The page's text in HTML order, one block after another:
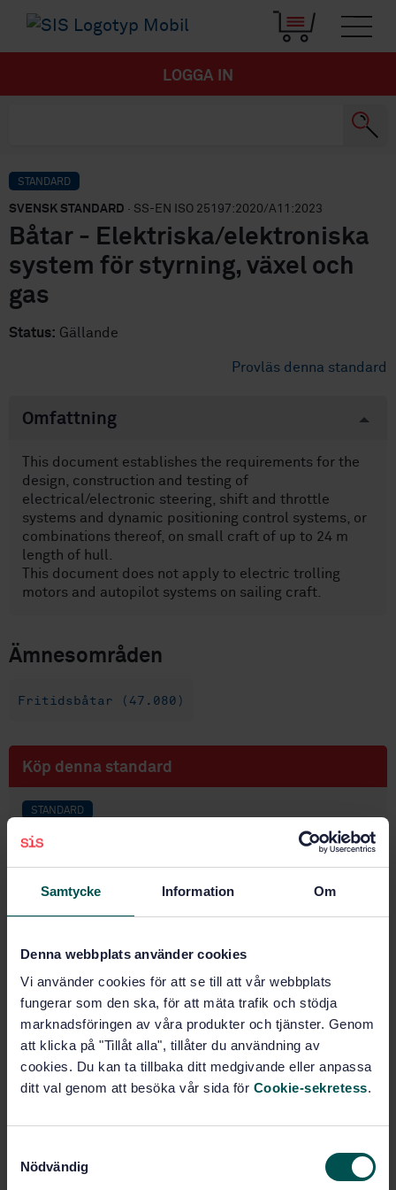
Samtycke Information Om
Denna webbplats använder cookies
Vi använder cookies för att se till att vår webbplats
fungerar som den ska, för att mäta trafik och stödja
marknadsföringen av våra produkter och tjänster. Genom
att klicka på "Tillåt alla", tillåter du användning av
cookies. Du kan ta tillbaka ditt medgivande eller anpassa
ditt val genom att besöka vår sida för Cookie-sekretess.
Nödvändig
LOGGA IN
STANDARD
SVENSK STANDARD · SS-EN ISO 25197:2020/A11:2023
Båtar - Elektriska/elektroniska
system för styrning, växel och
gas
Status: Gällande
Provläs denna standard
Omfattning
This document establishes the requirements for the
design, construction and testing of
electrical/electronic steering, shift and throttle
systems and dynamic positioning control systems, or
combinations thereof, on small craft of up to 24 m
length of hull.
This document does not apply to electric trolling
motors and autopilot systems on sailing craft.
Ämnesområden
Fritidsbåtar (47.080)
Köp denna standard
STANDARD
SVENSK STANDARD · SS-EN ISO 25197:2020/A11:2023
Prenumerera på standarden - Läs mer
PDF
Lägg i varukorgen
Fler alternativ
Framtagen av:
Fritidsbåtar (under 24 m),